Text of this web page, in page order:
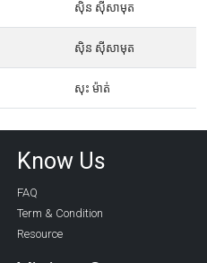
ស៊ិន ស៊ីសាមុត
ស៊ិន ស៊ីសាមុត
សុះ ម៉ាត់
Know Us
FAQ
Term & Condition
Resource